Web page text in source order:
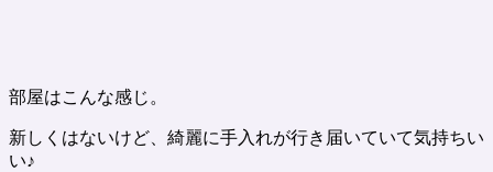
部屋はこんな感じ。
新しくはないけど、綺麗に手入れが行き届いていて気持ちい
い♪